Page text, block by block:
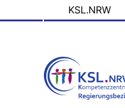
zum
KSLKSL.NRW